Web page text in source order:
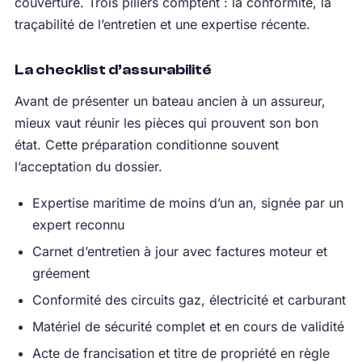
traçabilité de l’entretien et une expertise récente.
La checklist d’assurabilité
Avant de présenter un bateau ancien à un assureur,
mieux vaut réunir les pièces qui prouvent son bon
état. Cette préparation conditionne souvent
l’acceptation du dossier.
Expertise maritime de moins d’un an, signée par un
expert reconnu
Carnet d’entretien à jour avec factures moteur et
gréement
Conformité des circuits gaz, électricité et carburant
Matériel de sécurité complet et en cours de validité
Acte de francisation et titre de propriété en règle